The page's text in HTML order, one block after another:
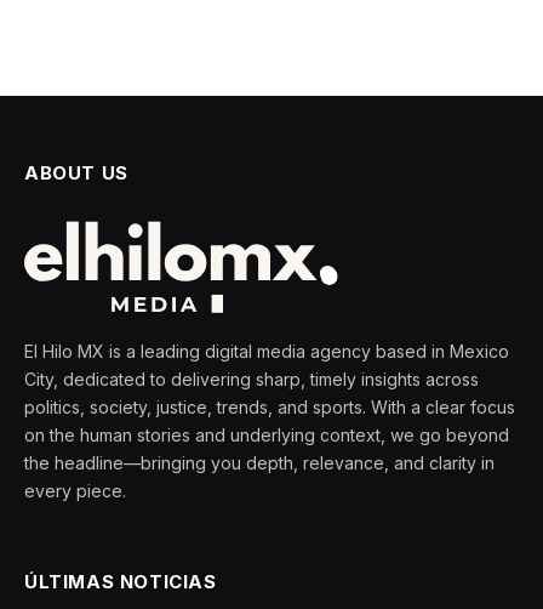
ABOUT US
El Hilo MX is a leading digital media agency based in Mexico
City, dedicated to delivering sharp, timely insights across
politics, society, justice, trends, and sports. With a clear focus
on the human stories and underlying context, we go beyond
the headline—bringing you depth, relevance, and clarity in
every piece.
ÚLTIMAS NOTICIAS